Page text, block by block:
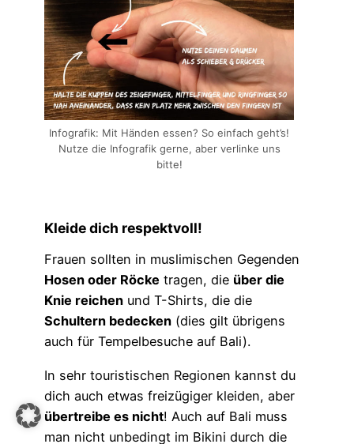
Infografik: Mit Händen essen? So einfach geht’s!
Nutze die Infografik gerne, aber verlinke uns
bitte!
Kleide dich respektvoll!
Frauen sollten in muslimischen Gegenden
Hosen oder Röcke tragen, die über die
Knie reichen und T-Shirts, die die
Schultern bedecken (dies gilt übrigens
auch für Tempelbesuche auf Bali).
In sehr touristischen Regionen kannst du
dich auch etwas freizügiger kleiden, aber
übertreibe es nicht! Auch auf Bali muss
man nicht unbedingt im Bikini durch die